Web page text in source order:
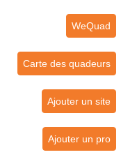
WeQuad
Carte des quadeurs
Ajouter un site
Ajouter un pro